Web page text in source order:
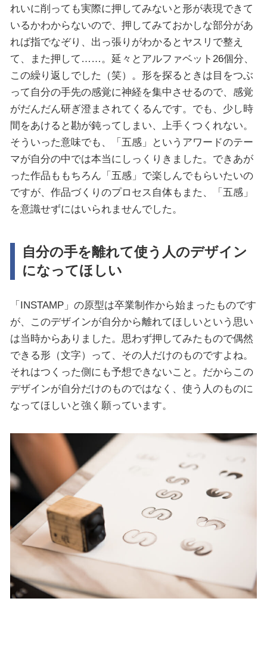
れいに削っても実際に押してみないと形が表現できて
いるかわからないので、押してみておかしな部分があ
れば指でなぞり、出っ張りがわかるとヤスリで整え
て、また押して……。延々とアルファベット26個分、
この繰り返しでした（笑）。形を探るときは目をつぶ
って自分の手先の感覚に神経を集中させるので、感覚
がだんだん研ぎ澄まされてくるんです。でも、少し時
間をあけると勘が鈍ってしまい、上手くつくれない。
そういった意味でも、「五感」というアワードのテー
マが自分の中では本当にしっくりきました。できあが
った作品ももちろん「五感」で楽しんでもらいたいの
ですが、作品づくりのプロセス自体もまた、「五感」
を意識せずにはいられませんでした。
自分の手を離れて使う人のデザイン
になってほしい
「INSTAMP」の原型は卒業制作から始まったものです
が、このデザインが自分から離れてほしいという思い
は当時からありました。思わず押してみたもので偶然
できる形（文字）って、その人だけのものですよね。
それはつくった側にも予想できないこと。だからこの
デザインが自分だけのものではなく、使う人のものに
なってほしいと強く願っています。